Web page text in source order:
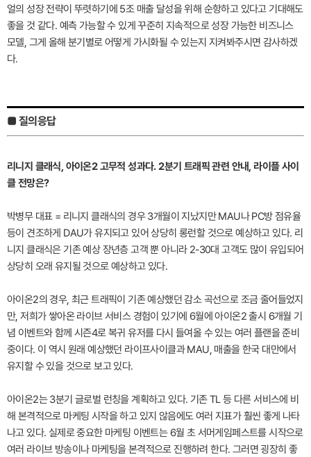
얼의 성장 전략이 뚜렷하기에 5조 매출 달성을 위해 순항하고 있다고 기대해도
좋을 것 같다. 예측 가능할 수 있게 꾸준히 지속적으로 성장 가능한 비즈니스
모델, 그게 올해 분기별로 어떻게 가시화될 수 있는지 지켜봐주시면 감사하겠
다.
■ 질의응답
리니지 클래식, 아이온2 고무적 성과다. 2분기 트래픽 관련 안내, 라이플 사이
클 전망은?
박병무 대표 = 리니지 클래식의 경우 3개월이 지났지만 MAU나 PC방 점유율
등이 견조하게 DAU가 유지되고 있어 상당히 롱런할 것으로 예상하고 있다. 리
니지 클래식은 기존 예상 장년층 고객 뿐 아니라 2-30대 고객도 많이 유입되어
상당히 오래 유지될 것으로 예상하고 있다.
아이온2의 경우, 최근 트래픽이 기존 예상했던 감소 곡선으로 조금 줄어들었지
만, 저희가 쌓아온 라이브 서비스 경험이 있기에 6월에 아이온2 출시 6개월 기
념 이벤트와 함께 시즌4로 복귀 유저를 다시 들여올 수 있는 여러 플랜을 준비
중이다. 이 역시 원래 예상했던 라이프사이클과 MAU, 매출을 한국 대만에서
유지할 수 있을 것으로 보고 있다.
아이온2는 3분기 글로벌 런칭을 계획하고 있다. 기존 TL 등 다른 서비스에 비
해 본격적으로 마케팅 시작을 하고 있지 않음에도 여러 지표가 훨씬 좋게 나타
나고 있다. 실제로 중요한 마케팅 이벤트는 6월 초 서머게임페스트를 시작으로
여러 라이브 방송이나 마케팅을 본격적으로 진행하려 한다. 그러면 굉장히 좋